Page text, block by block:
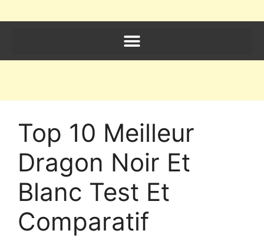
Top 10 Meilleur
Dragon Noir Et
Blanc Test Et
Comparatif